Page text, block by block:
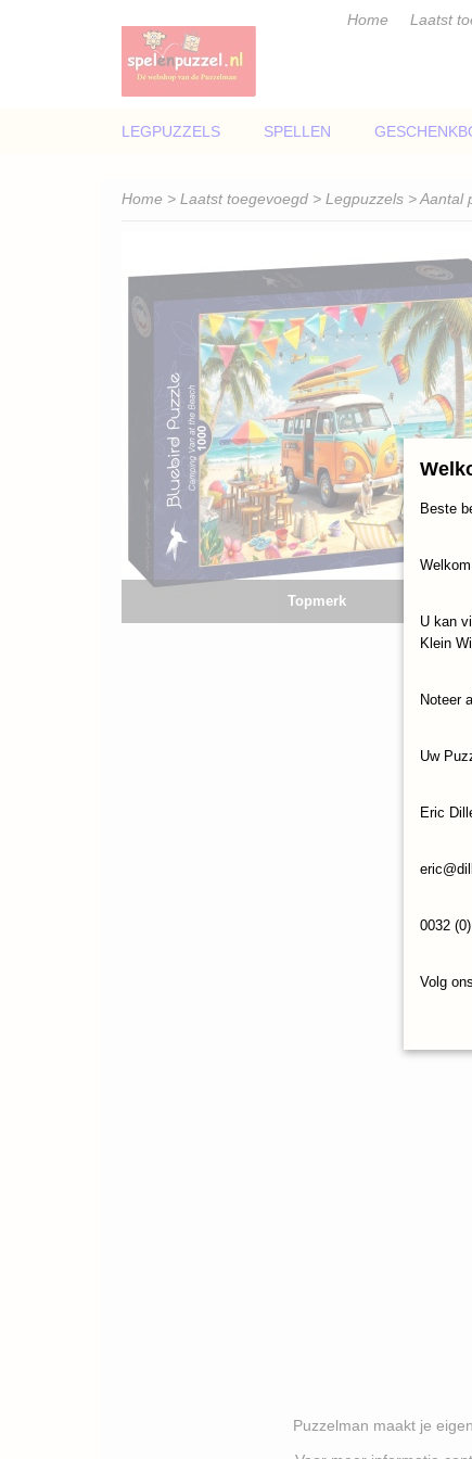
Home Laatst
LEGPUZZELS SPELLEN
Home > Laatst toegevoegd > Legpuzzels >Aantal
Topmerk
Puzzelman maakt je eigen 1000
Beste
U kan
Klein
Noteer
Uw
Eric
0032
Volg